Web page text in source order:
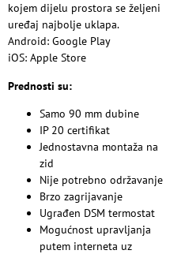
kojem dijelu prostora se željeni
uređaj najbolje uklapa.
Android: Google Play
iOS: Apple Store
Prednosti su:
Samo 90 mm dubine
IP 20 certifikat
Jednostavna montaža na
zid
Nije potrebno održavanje
Brzo zagrijavanje
Ugrađen DSM termostat
Mogućnost upravljanja
putem interneta uz